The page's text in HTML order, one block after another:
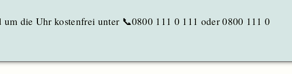
die Uhr kostenfrei unter 📞0800 111 0 111 oder 0800 111 0